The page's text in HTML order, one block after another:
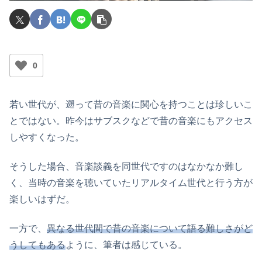
0
若い世代が、遡って昔の音楽に関心を持つことは珍しいこ
とではない。昨今はサブスクなどで昔の音楽にもアクセス
しやすくなった。
そうした場合、音楽談義を同世代ですのはなかなか難し
く、当時の音楽を聴いていたリアルタイム世代と行う方が
楽しいはずだ。
一方で、 異なる世代間で昔の音楽について語る難しさがど
うしてもあるように、筆者は感じている。